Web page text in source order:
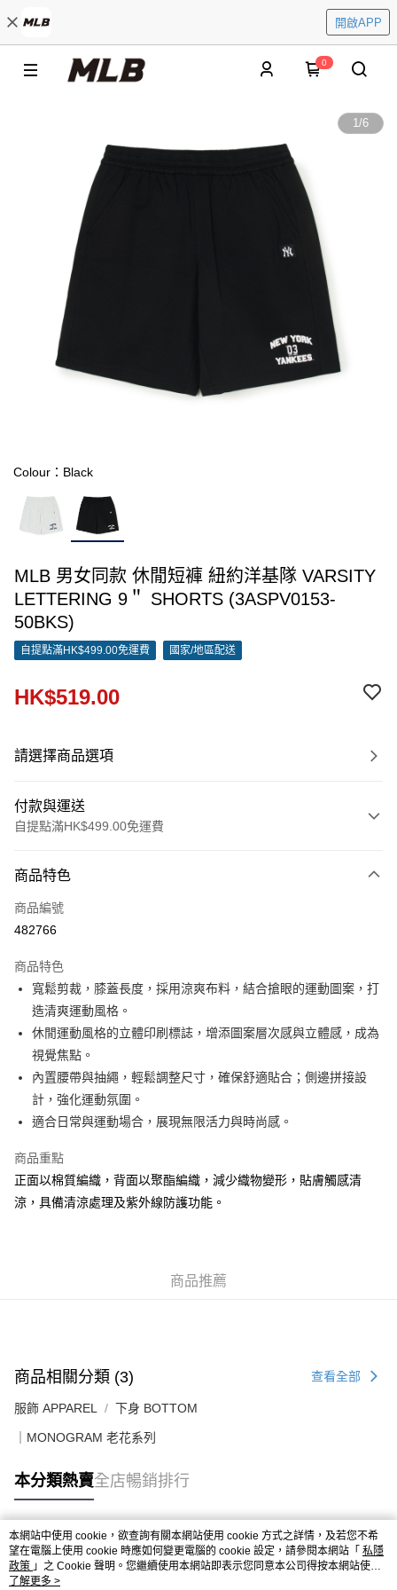
開啟APP
0
1/6
Colour：Black
MLB 男女同款 休閒短褲 紐約洋基隊 VARSITY
LETTERING 9＂ SHORTS (3ASPV0153-
50BKS)
自提點滿HK$499.00免運費 國家/地區配送
HK$519.00
請選擇商品選項
付款與運送
自提點滿HK$499.00免運費
信用卡
Apple Pay
AlipayHK
WeChat Pay
送貨方式
每筆HK$50.00，滿HK$499.00或以上免運費
送貨上門免運優惠
商品特色
商品編號
482766
商品特色
寬鬆剪裁，膝蓋長度，採用涼爽布料，結合搶眼的運動圖案，打
造清爽運動風格。
休閒運動風格的立體印刷標誌，增添圖案層次感與立體感，成為
視覺焦點。
內置腰帶與抽繩，輕鬆調整尺寸，確保舒適貼合；側邊拼接設
計，強化運動氛圍。
適合日常與運動場合，展現無限活力與時尚感。
商品重點
正面以棉質編織，背面以聚酯編織，減少織物變形，貼膚觸感清
涼，具備清涼處理及紫外線防護功能。
商品推薦
商品相關分類 (3) 查看全部
服飾 APPAREL 下身 BOTTOM
｜MONOGRAM 老花系列
本分類熱賣全店暢銷排行
熱門標籤
熱銷排行
本網站中使用 cookie，欲查詢有關本網站使用 cookie 方式之詳情，及若您不希
望在電腦上使用 cookie 時應如何變更電腦的 cookie 設定，請參閱本網站「 私隱
政策 」之 Cookie 聲明。您繼續使用本網站即表示您同意本公司得按本網站使用
條款之 Cookie 聲明使用 cookie。
了解更多 >